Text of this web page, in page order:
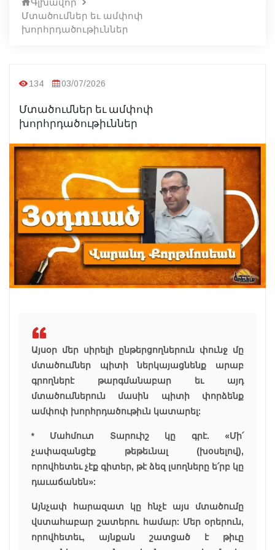
Մտածումներ եւ ամփոփ
խորհրդածութիւններ
134 03/07/2026
Մտածումներ եւ ամփոփ
խորհրդածութիւններ
Այսօր մեր սիրելի ընթերցողներուն փունջ մը
մտածումներ պիտի ներկայացնենք արաբ
գրողներէ թարգմանաբար եւ այդ
մտածումներուն մասին պիտի փորձենք
ամփոփ խորհրդածութիւն կատարել:
* Մահմուտ Տարուիշ կը գրէ. «Մի՛
չափազանցէք թեթեւնալ (խօսելով),
որովհետեւ չէք գիտեր, թէ ձեզ լսողները ե՛րբ կը
դաւաճանեն»:
Այնչափ հարազատ կը հնչէ այս մտածումը
վստահաբար շատերու համար: Մեր օրերուն,
որովհետեւ, այնքան շատցած է թիւը